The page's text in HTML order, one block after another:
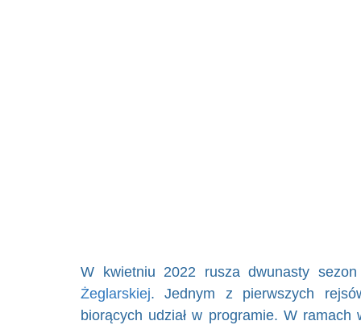
W kwietniu 2022 rusza dwunasty
Żeglarskiej. Jednym z pierwszych
biorących udział w programie. W ramach